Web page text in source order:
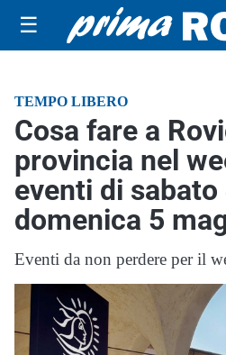
☰
TEMPO LIBERO
Cosa fare a
provincia nel
eventi di sabato
domenica 5
Eventi da non perdere per il